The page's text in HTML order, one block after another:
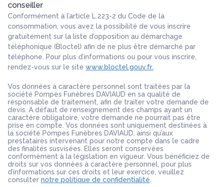
conseiller
Conformément à l’article L.223-2 du Code de la
consommation, vous avez la possibilité de vous inscrire
gratuitement sur la liste d’opposition au démarchage
téléphonique (Bloctel) afin de ne plus être démarché par
téléphone. Pour plus d’informations ou pour vous inscrire,
rendez-vous sur le site www.bloctel.gouv.fr.
Vos données à caractère personnel sont traitées par la
société Pompes Funèbres DAVIAUD en sa qualité de
responsable de traitement, afin de traiter votre demande de
devis. A défaut de renseignement des champs ayant un
caractère obligatoire, votre demande ne pourrait pas être
prise en compte. Vos données sont uniquement destinées à
la société Pompes Funèbres DAVIAUD, ainsi qu’aux
prestataires intervenant pour notre compte dans le cadre
des finalités susvisées. Elles seront conservées
conformément à la législation en vigueur. Vous bénéficiez de
droits sur vos données à caractère personnel, pour plus
d’informations sur ces droits et leur exercice, veuillez
consulter notre politique de confidentialité